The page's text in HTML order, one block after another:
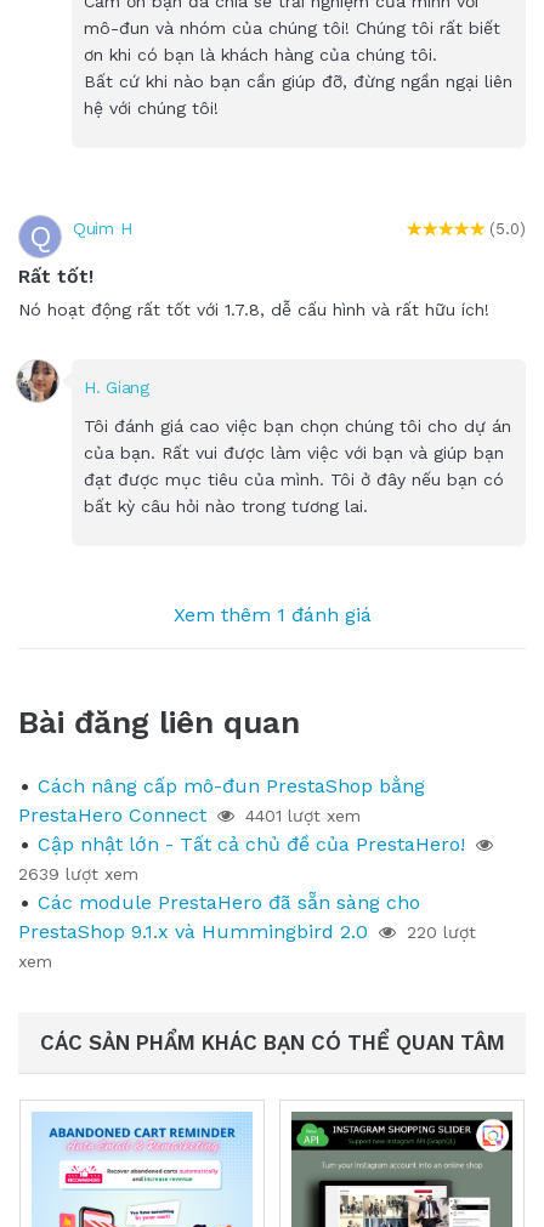
mô-đun và nhóm của chúng tôi! Chúng tôi rất biết
ơn khi có bạn là khách hàng của chúng tôi.
Bất cứ khi nào bạn cần giúp đỡ, đừng ngần ngại liên
hệ với chúng tôi!
Q Quim H (5.0)
Rất tốt!
Nó hoạt động rất tốt với 1.7.8, dễ cấu hình và rất hữu ích!
H. Giang
Tôi đánh giá cao việc bạn chọn chúng tôi cho dự án
của bạn. Rất vui được làm việc với bạn và giúp bạn
đạt được mục tiêu của mình. Tôi ở đây nếu bạn có
bất kỳ câu hỏi nào trong tương lai.
Xem thêm 1 đánh giá
Bài đăng liên quan
Cách nâng cấp mô-đun PrestaShop bằng
PrestaHero Connect
4401 lượt xem
Cập nhật lớn - Tất cả chủ đề của PrestaHero!
2639 lượt xem
Các module PrestaHero đã sẵn sàng cho
PrestaShop 9.1.x và Hummingbird 2.0
220 lượt
xem
CÁC SẢN PHẨM KHÁC BẠN CÓ THỂ QUAN TÂM